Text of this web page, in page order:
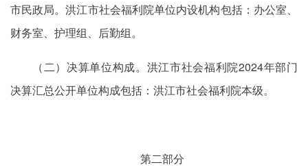
市民政局。洪江市社会福利院单位内设机构包括：办公室、
财务室、护理组、后勤组。
（二）决算单位构成。洪江市社会福利院2024年部门
决算汇总公开单位构成包括：洪江市社会福利院本级。
第二部分